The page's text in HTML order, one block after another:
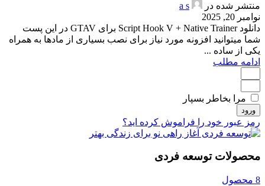
منتشر شده در
a s
نوامبر 20, 2025
دانلود Script Hook V + Native Trainer برای GTAV در این پست
شما میتوانید افزونه مورد نیاز برای نصب بسیاری از مادها به همراه
یکی از ساده ...
ادامه مطلب
مرا بخاطر بسپار
ورود
رمز عبور خود را فراموش کرده اید؟
محصولات توسعه فردی
8 محصول